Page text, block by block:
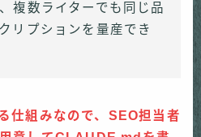
複数ライターでも同じ品
リプションを量産でき
仕組みなので、SEO担当者